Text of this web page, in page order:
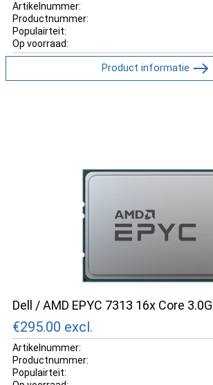
Artikelnummer:
Productnummer:
Populairteit:
Op voorraad:
Product informatie
Dell / AMD EPYC 7313 16x Core
€295.00 excl.
Artikelnummer:
Productnummer:
Populairteit: